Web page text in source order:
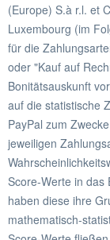
(Europe) S.à r.l. et
Luxembourg (im
für die
oder "Kauf auf
Bonitätsauskunft
auf die statistische
PayPal zum
jeweiligen
Score-Werte in das
haben diese ihre
mathematisch-